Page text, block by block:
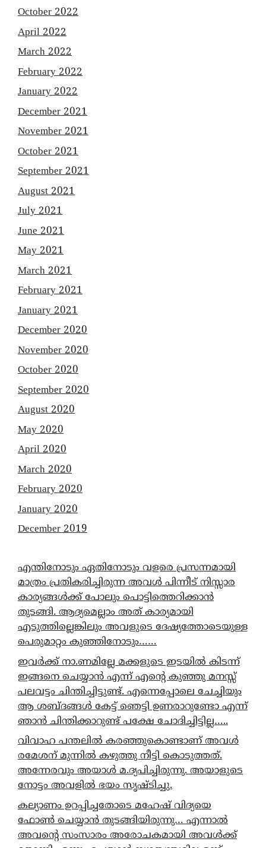
October 2022
April 2022
March 2022
February 2022
January 2022
December 2021
November 2021
October 2021
September 2021
August 2021
July 2021
June 2021
May 2021
March 2021
February 2021
January 2021
December 2020
November 2020
October 2020
September 2020
August 2020
May 2020
April 2020
March 2020
February 2020
January 2020
December 2019
എന്തിനോടും ഏതിനോടും വളരെ പ്രസന്നമായി
മാത്രം പ്രതികരിച്ചിരുന്ന അവൾ പിന്നീട് നിസ്സാര
കാര്യങ്ങൾക്ക് പോലും പൊട്ടിത്തെറിക്കാൻ
തുടങ്ങി. ആദ്യമെല്ലാം അത് കാര്യമായി
എടുത്തില്ലെങ്കിലും അവളുടെ ദേഷ്യത്തോടെയുള്ള
പെരുമാറ്റം കുഞ്ഞിനോടും……
ഇവർക്ക് നാ.ണമില്ലേ മക്കളുടെ ഇടയിൽ കിടന്ന്
ഇങ്ങനെ ചെയ്യാൻ എന്ന് എന്റെ കുഞ്ഞു മനസ്സ്
പലവട്ടം ചിന്തിച്ചിട്ടുണ്ട്. എന്നെപ്പോലെ ചേച്ചിയും
ആ ശബ്ദങ്ങൾ കേട്ട് ഞെട്ടി ഉണരാറുണ്ടോ എന്ന്
ഞാൻ ചിന്തിക്കാറുണ്ട് പക്ഷേ ചോദിച്ചിട്ടില്ല…..
വിവാഹ പന്തലിൽ കരഞ്ഞുകൊണ്ടാണ് അവൾ
രമേശന് മുന്നിൽ കഴുത്തു നീട്ടി കൊടുത്തത്.
അന്നേരവും അയാൾ മ.ദ്യപിച്ചിരുന്നു. അയാളുടെ
നോട്ടം അവളിൽ ഭയം സൃഷ്ടിച്ചു.
കല്യാണം ഉറപ്പിച്ചതോടെ മഹേഷ് വിദ്യയെ
ഫോൺ ചെയ്യാൻ തുടങ്ങിയിരുന്നു… എന്നാൽ
അവന്റെ സംസാരം അരോചകമായി അവൾക്ക്